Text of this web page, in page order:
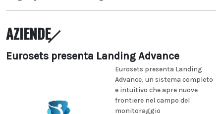
AZIENDE
Eurosets presenta Landing Advance
Eurosets presenta Landing
Advance, un sistema completo
e intuitivo che apre nuove
frontiere nel campo del
monitoraggio